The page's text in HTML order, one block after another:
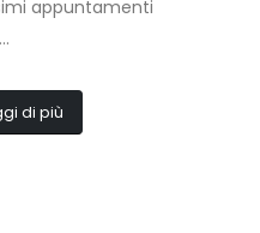
appuntamenti
di più